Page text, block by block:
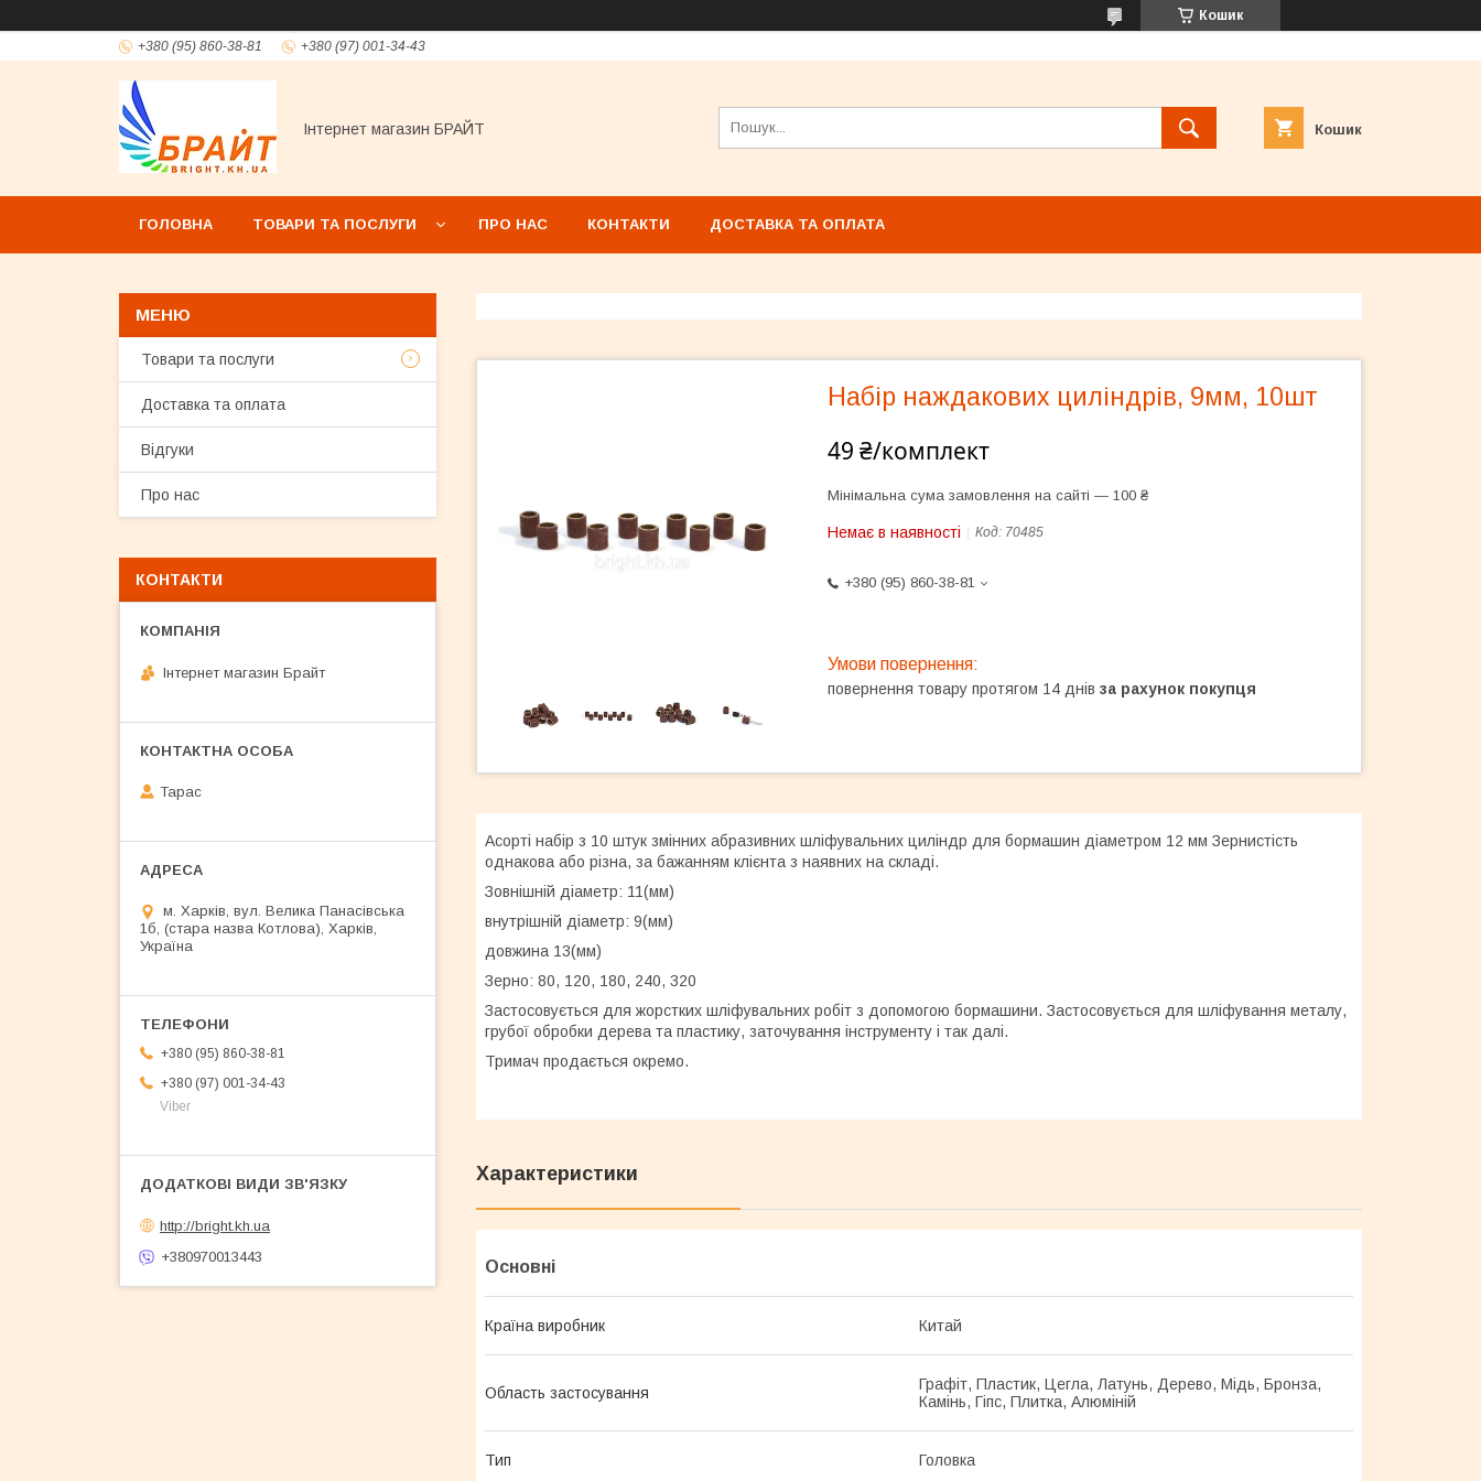
Кошик
+380 (95) 860-38-81 +380 (97) 001-34-43
Інтернет магазин БРАЙТ Кошик
ГОЛОВНА ТОВАРИ ТА ПОСЛУГИ ПРО НАС КОНТАКТИ ДОСТАВКА ТА ОПЛАТА
Набір наждакових циліндрів, 9мм, 10шт
49 ₴/комплект
Мінімальна сума замовлення на сайті — 100 ₴
Немає в наявності Код: 70485
+380 (95) 860-38-81
повернення товару протягом 14 днів за рахунок покупця
Асорті набір з 10 штук змінних абразивних шліфувальних циліндр для бормашин діаметром 12 мм Зернистість
однакова або різна, за бажанням клієнта з наявних на складі.
Зовнішній діаметр: 11(мм)
внутрішній діаметр: 9(мм)
довжина 13(мм)
Зерно: 80, 120, 180, 240, 320
Застосовується для жорстких шліфувальних робіт з допомогою бормашини. Застосовується для шліфування металу,
грубої обробки дерева та пластику, заточування інструменту і так далі.
Тримач продається окремо.
Характеристики
Основні
Країна виробник Китай
Область застосування
Графіт, Пластик, Цегла, Латунь, Дерево, Мідь, Бронза,
Камінь, Гіпс, Плитка, Алюміній
Тип Головка
Товари та послуги
Доставка та оплата
Відгуки
Про нас
КОНТАКТИ
Інтернет магазин Брайт
Тарас
м. Харків, вул. Велика Панасівська
1б, (стара назва Котлова), Харків,
Україна
+380 (95) 860-38-81
+380 (97) 001-34-43
Viber
http://bright.kh.ua
+380970013443